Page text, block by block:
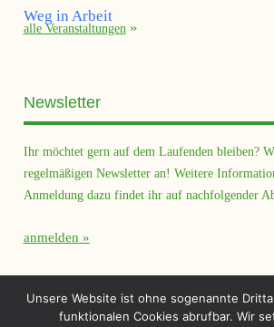
alle Veranstaltungen
Newsletter
Ihr möchtet gern auf dem Laufenden bleiben?
regelmäßigen Newsletter an! Weitere
Anmeldung dazu findet ihr auf nachfolgender
anmelden
Unsere Website ist ohne sogenannte
funktionalen Cookies abrufbar. Wir